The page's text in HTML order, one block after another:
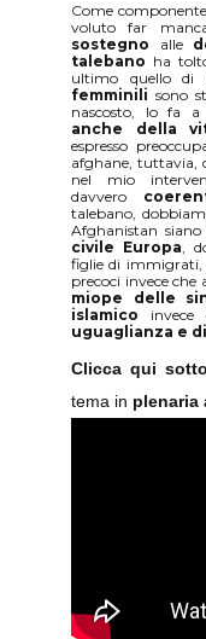
Come
voluto far
sostegno alle
talebano ha
ultimo quello di
femminili sono
nascosto, lo fa a
anche della
espresso
afghane, tuttavia,
nel mio
davvero
talebano,
Afghanistan siano
civile Europa,
figlie di immigrati,
precoci invece che
miope delle
islamico invece
uguaglianza e
Clicca qui sotto
tema in plenaria